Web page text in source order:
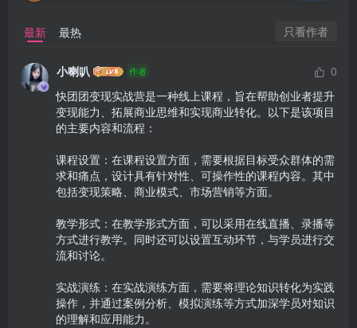
最新 最热 只看作者
小喇叭 作者
0
快团团变现实战营是一种线上课程，旨在帮助创业者提升
变现能力、拓展商业思维和实现商业转化。以下是该项目
的主要内容和流程：
课程设置：在课程设置方面，需要根据目标受众群体的需
求和痛点，设计具有针对性、可操作性的课程内容。其中
包括变现策略、商业模式、市场营销等方面。
教学形式：在教学形式方面，可以采用在线直播、录播等
方式进行教学。同时还可以设置互动环节，与学员进行交
流和讨论。
实战演练：在实战演练方面，需要将理论知识转化为实践
操作，并通过案例分析、模拟演练等方式加深学员对知识
的理解和应用能力。